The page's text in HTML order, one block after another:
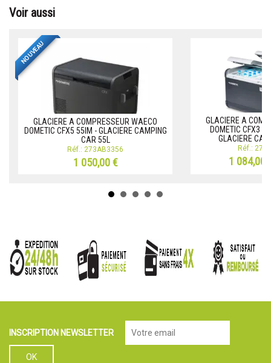
Voir aussi
NOUVEAU
GLACIERE A COMPRESSEUR WAECO
DOMETIC CFX5 55IM - GLACIERE CAMPING
CAR 55L
Réf.: 273AB3356
1 050,00 €
GLACIERE A
DOMETIC CFX3
GLACIERE
Réf.:
1 084,00
INSCRIPTION NEWSLETTER